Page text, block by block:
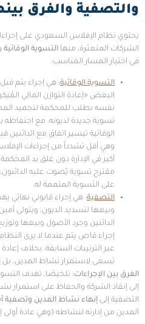
والتصفية والفرق
يحتوي نظام الإفلاس السعودي على
الشركات المتعثرة، منها التسوية الوقائية
في اختيار المسار المناسب:
التسوية الوقائية: هي إجراء يتم
البعض «إعادة التوازن المالي
نفسه بطلب للمحكمة لتجميد
تسوية جديدة لديونه، مع
الوقائية تيسير اتفاق مع الدائنين
وهي أقل تشدداً من إجراءات
أكبر في الإدارة دون غلق يد
مقترح تسوية يُصوت عليه
على التسوية المتممة له.
التصفية: هي إجراء قانوني نهائي
وبيعها لتسديد الديون، ويتولى
الدائنين وجرد الأصول وبيعها
إجراء قاص يتم عندما لا يرى
عبر الترتيبات السابقة. بخلاف
تسعى لاستمرار نشاط المدين، بل
الفرق بين الإجراءات: تلخيصًا، تهدف
إلى إنقاذ الشركة والحفاظ على استمرار
التصفية إلى إنهاء نشاط المدين وتصفية
المدين من إدارته لنشاطه (وهي عادة أولى